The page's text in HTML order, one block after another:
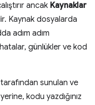
ancak Kaynaklar
Kaynak dosyalarda
adım adım
günlükler ve kod
sunulan ve
kodu yazdığınız